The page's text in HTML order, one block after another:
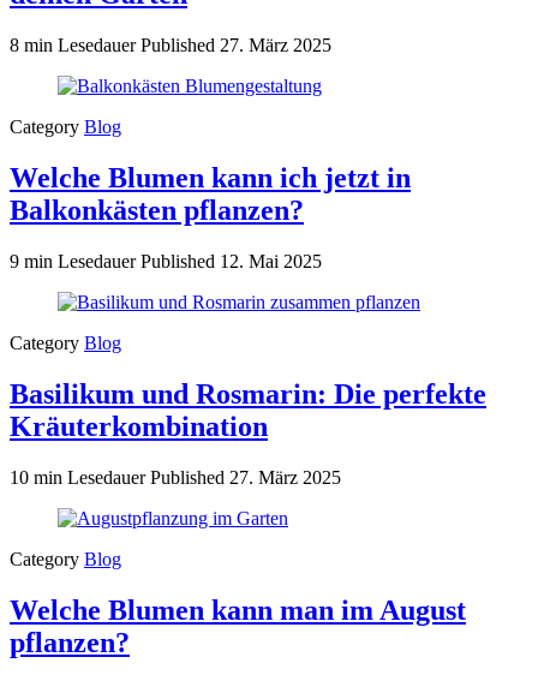
8 min LesedauerPublished 27. März 2025
Category Blog
Welche Blumen kann ich jetzt in
Balkonkästen pflanzen?
9 min LesedauerPublished 12. Mai 2025
Category Blog
Basilikum und Rosmarin: Die perfekte
Kräuterkombination
10 min LesedauerPublished 27. März 2025
Category Blog
Welche Blumen kann man im August
pflanzen?